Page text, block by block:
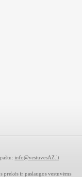
info@vestuvesAZ.lt
prekės ir paslaugos vestuvėms